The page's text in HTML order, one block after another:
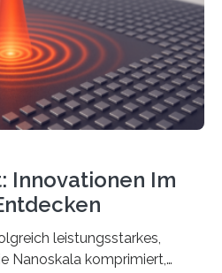
Strom leiten und Licht
für viele moderne
Innovationen Im
leistungsstarkes,
Nanoskala komprimiert,